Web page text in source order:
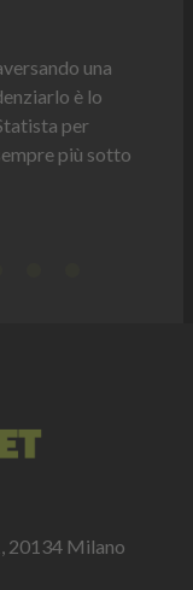
una
è lo
per
più sotto
20134 Milano